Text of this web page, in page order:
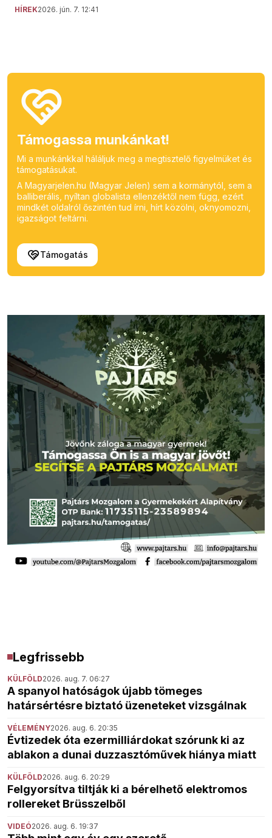
HÍREK2026. jún. 7. 12:41
Támogassa munkánkat!
Mi a munkánkkal háláljuk meg a megtisztelő figyelmüket és
támogatásukat.
A Magyarjelen.hu (Magyar Jelen) sem a kormánytól, sem a
balliberális, nyíltan globalista ellenzéktől nem függ, ezért
mindkét oldalról őszintén tud írni, hírt közölni, oknyomozni,
igazságot feltárni.
Támogatás
Legfrissebb
KÜLFÖLD2026. aug. 7. 06:27
A spanyol hatóságok újabb tömeges
határsértésre biztató üzeneteket vizsgálnak
VÉLEMÉNY2026. aug. 6. 20:35
Évtizedek óta ezermilliárdokat szórunk ki az
ablakon a dunai duzzasztóművek hiánya miatt
KÜLFÖLD2026. aug. 6. 20:29
Felgyorsítva tiltják ki a bérelhető elektromos
rollereket Brüsszelből
VIDEÓ2026. aug. 6. 19:37